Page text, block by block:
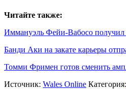
Читайте также:
Иммануэль Фейи-Вабосо
Банди Аки на закате карьеры
Томми Фримен готов сменить
Источник: Wales Online Категория: